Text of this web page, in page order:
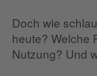
Doch wie
heute? Welche
Nutzung? Und